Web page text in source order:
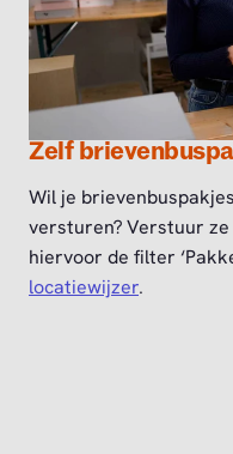
Zelf
Wil je
versturen? Verstuur
hiervoor de filter
locatiewijzer.